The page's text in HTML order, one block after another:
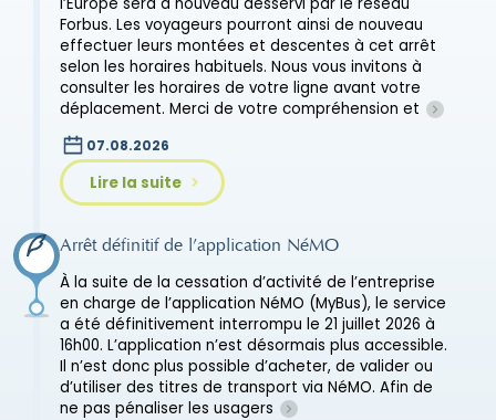
Forbus. Les voyageurs pourront ainsi de nouveau
effectuer leurs montées et descentes à cet arrêt
selon les horaires habituels. Nous vous invitons à
consulter les horaires de votre ligne avant votre
déplacement. Merci de votre compréhension et
Lire la suite
07.08.2026
Arrêt définitif de l’application NéMO
À la suite de la cessation d’activité de l’entreprise
en charge de l’application NéMO (MyBus), le service
a été définitivement interrompu le 21 juillet 2026 à
16h00. L’application n’est désormais plus accessible.
Il n’est donc plus possible d’acheter, de valider ou
d’utiliser des titres de transport via NéMO. Afin de
ne pas pénaliser les usagers